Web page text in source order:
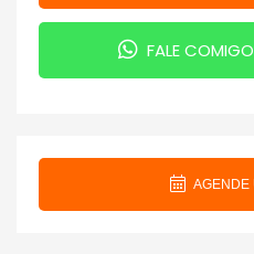
FALE
AGENDE